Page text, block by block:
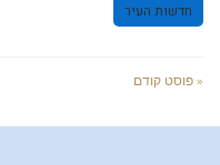
חדשות העיר
« פוסט קודם